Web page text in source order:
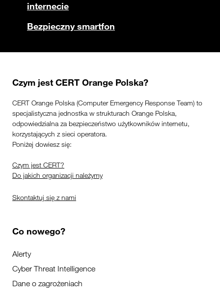
internecie
Bezpieczny smartfon
Czym jest CERT Orange Polska?
CERT Orange Polska (Computer Emergency Response Team) to
specjalistyczna jednostka w strukturach Orange Polska,
odpowiedzialna za bezpieczeństwo użytkowników internetu,
korzystających z sieci operatora.
Poniżej dowiesz się:
Czym jest CERT?
Do jakich organizacji należymy
Skontaktuj się z nami
Co nowego?
Alerty
Cyber Threat Intelligence
Dane o zagrożeniach